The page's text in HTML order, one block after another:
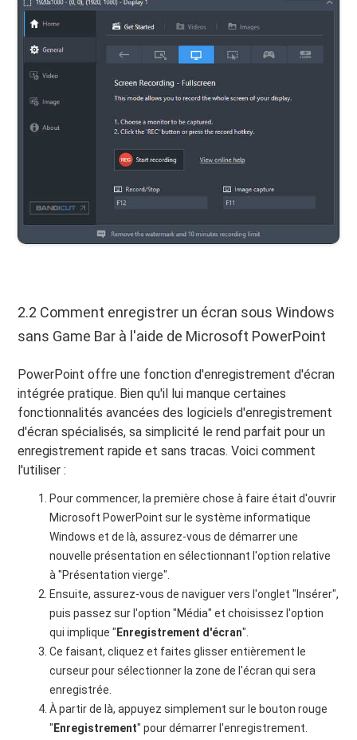
2.2 Comment enregistrer un écran sous Windows
sans Game Bar à l'aide de Microsoft PowerPoint
PowerPoint offre une fonction d'enregistrement d'écran
intégrée pratique. Bien qu'il lui manque certaines
fonctionnalités avancées des logiciels d'enregistrement
d'écran spécialisés, sa simplicité le rend parfait pour un
enregistrement rapide et sans tracas. Voici comment
l'utiliser :
Pour commencer, la première chose à faire était d'ouvrir
Microsoft PowerPoint sur le système informatique
Windows et de là, assurez-vous de démarrer une
nouvelle présentation en sélectionnant l'option relative
à "Présentation vierge".
Ensuite, assurez-vous de naviguer vers l'onglet "Insérer",
puis passez sur l'option "Média" et choisissez l'option
qui implique " Enregistrement d'écran".
Ce faisant, cliquez et faites glisser entièrement le
curseur pour sélectionner la zone de l'écran qui sera
enregistrée.
À partir de là, appuyez simplement sur le bouton rouge
" Enregistrement" pour démarrer l'enregistrement.